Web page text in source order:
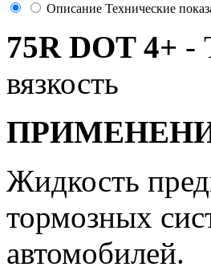
Описание Технические
75R DOT 4+ -
вязкость
Жидкость
тормозных
автомобилей.